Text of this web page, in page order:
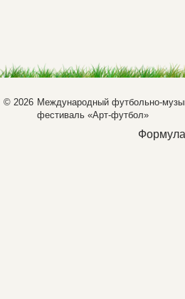
© 2026 Международный футбольно-
фестиваль «Арт-футбол»